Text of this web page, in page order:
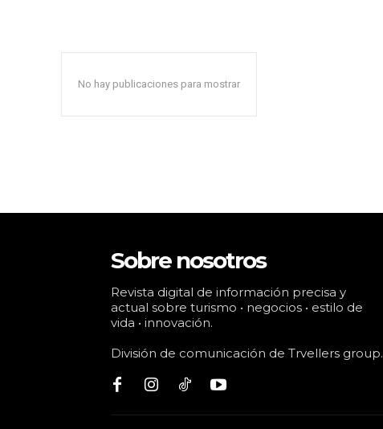
No hay publicaciones para mostrar
Sobre nosotros
Revista digital de información precisa y
actual sobre turismo • negocios • estilo de
vida • innovación.
División de comunicación de Trvellers group.